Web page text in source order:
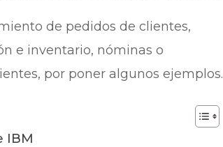
de pedidos de clientes,
e inventario, nóminas o
por poner algunos ejemplos.
IBM